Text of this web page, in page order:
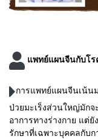
แพทย์แผนจีนกับโร
การแพทย์แผนจีนเน้น
ป่วยมะเร็งส่วนใหญ่มักจ
อาการทางร่างกาย แต่
รักษาที่เฉพาะบุคคลกับ